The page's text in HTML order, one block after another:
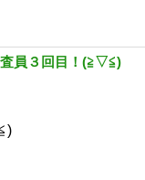
員３回目！(⁠≧⁠▽⁠≦⁠)